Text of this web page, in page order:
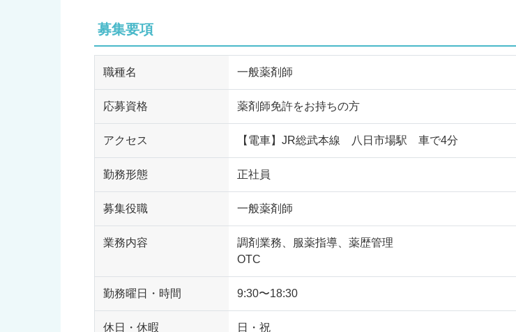
募集要項
職種名 一般薬剤師
応募資格 薬剤師免許をお持ちの方
アクセス 【電車】JR総武本線 八日市場駅 車で4分
勤務形態 正社員
募集役職 一般薬剤師
業務内容
調剤業務、服薬指導、薬歴管理
OTC
勤務曜日・時間 9:30〜18:30
休日・休暇 日・祝